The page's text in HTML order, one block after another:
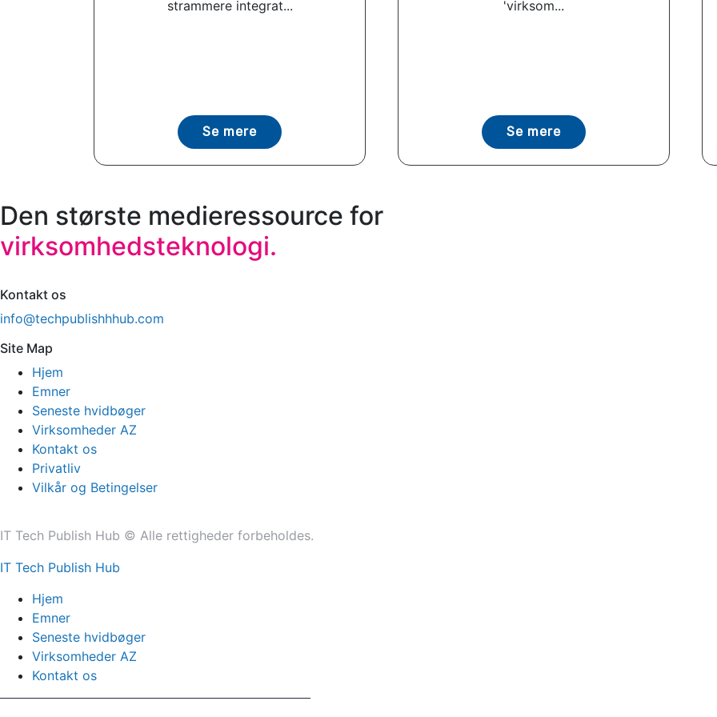
strammere integrat...
Se mere
'virksom...
Se mere
Den største medieressource for
virksomhedsteknologi.
Kontakt os
info@techpublishhhub.com
Site Map
Hjem
Emner
Seneste hvidbøger
Virksomheder AZ
Kontakt os
Privatliv
Vilkår og Betingelser
IT Tech Publish Hub © Alle rettigheder forbeholdes.
IT Tech Publish Hub
Hjem
Emner
Seneste hvidbøger
Virksomheder AZ
Kontakt os